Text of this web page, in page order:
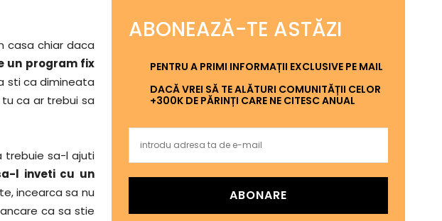
casa chiar daca
un program fix
sti ca dimineata
ca ar trebui sa
trebuie sa-l ajuti
l inveti cu un
incearca sa nu
ca sa stie
ABONEAZĂ-TE ASTĂZI
PENTRU A PRIMI INFORMAȚII EXCLUSIVE PE MAIL
DACĂ VREI SĂ TE ALĂTURI COMUNITĂȚII CELOR
+300K DE PĂRINȚI CARE NE CITESC ANUAL
ABONARE